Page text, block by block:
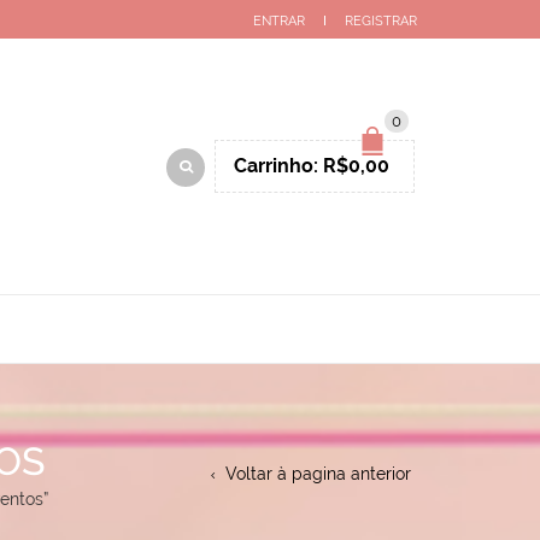
ENTRAR REGISTRAR
0
Carrinho: R$0,00
Voltar à pagina anterior